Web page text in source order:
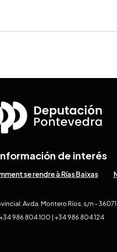
de interés
se rendre à Rías Baixas
Avda. Montero Ríos, s/n -
+34 986 804 100 | +34 986 804 124